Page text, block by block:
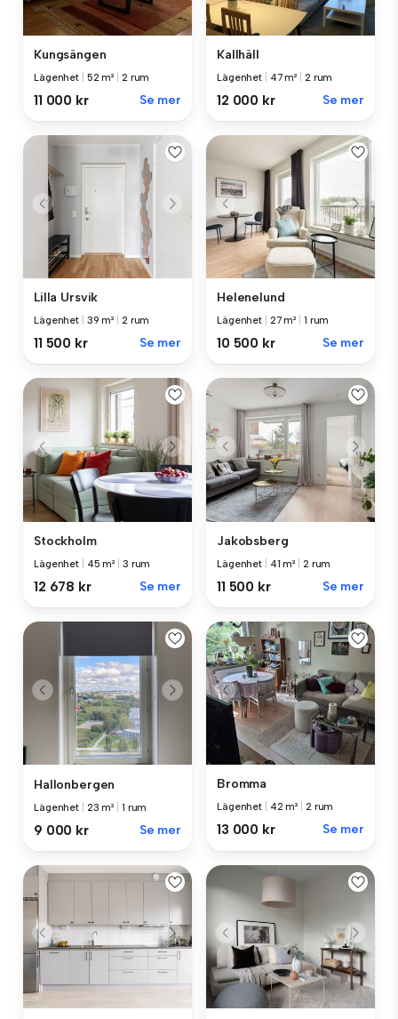
Kungsängen
Lägenhet 52 m² 2 rum
11 000 kr Se mer
Kallhäll
Lägenhet 47 m² 2 rum
12 000 kr Se mer
Lilla Ursvik
Lägenhet 39 m² 2 rum
11 500 kr Se mer
Helenelund
Lägenhet 27 m² 1 rum
10 500 kr Se mer
Stockholm
Lägenhet 45 m² 3 rum
12 678 kr Se mer
Jakobsberg
Lägenhet 41 m² 2 rum
11 500 kr Se mer
Hallonbergen
Lägenhet 23 m² 1 rum
9 000 kr Se mer
Bromma
Lägenhet 42 m² 2 rum
13 000 kr Se mer